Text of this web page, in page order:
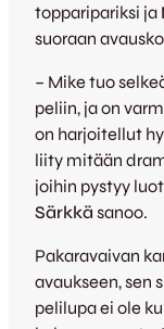
topparipariksi ja
suoraan
– Mike tuo
peliin, ja on
on harjoitellut
liity mitään
joihin pystyy
Särkkä sanoo.
Pakaravaivan
avaukseen, sen
pelilupa ei ole